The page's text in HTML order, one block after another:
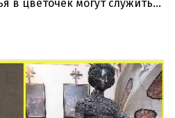
в цветочек могут служить
Оппоненты требуют